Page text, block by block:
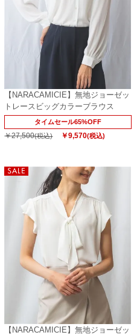
【NARACAMICIE】無地ジョーゼッ
トレースビッグカラーブラウス
タイムセール65%OFF
￥27,500(税込) ￥9,570(税込)
【NARACAMICIE】無地ジョーゼッ